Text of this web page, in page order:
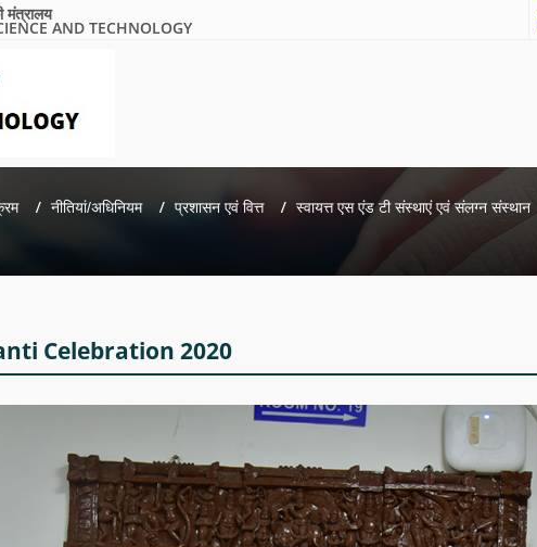
मंत्रालय
AND TECHNOLOGY
नीतियां/अधिनियम प्रशासन एवं वित्त स्वायत्त एस एंड टी संस्थाएं एवं संलग्न संस्थान
Celebration 2020